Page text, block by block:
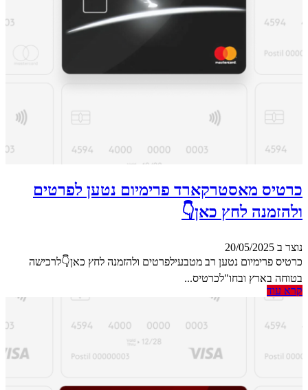
כרטיס מאסטרקארד פרימיום נטען לפרטים
ולהזמנה לחץ כאן👇
נוצר ב 20/05/2025
כרטיס פרימיום נטען רב מטבעילפרטים ולהזמנה לחץ כאן👇לרכישה
בטוחה בארץ ובחו"לכרטיס...
קרא עוד